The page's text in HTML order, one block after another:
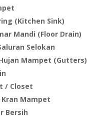
(Kitchen Sink)
Mandi (Floor Drain)
Selokan
Mampet (Gutters)
/ Closet
Mampet
Bersih